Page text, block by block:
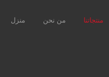
منزل من نحن منتجاتنا